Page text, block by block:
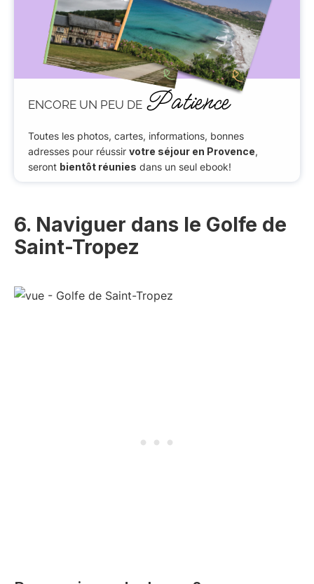
ENCORE UN PEU DE Patience
Toutes les photos, cartes, informations, bonnes
adresses pour réussir votre séjour en Provence,
seront bientôt réunies dans un seul ebook!
6. Naviguer dans le Golfe de
Saint-Tropez